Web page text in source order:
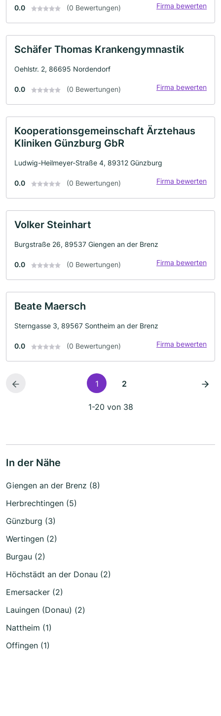
0.0 (0 Bewertungen) Firma bewerten
Schäfer Thomas Krankengymnastik
Oehlstr. 2, 86695 Nordendorf
0.0 (0 Bewertungen) Firma bewerten
Kooperationsgemeinschaft Ärztehaus
Kliniken Günzburg GbR
Ludwig-Heilmeyer-Straße 4, 89312 Günzburg
0.0 (0 Bewertungen) Firma bewerten
Volker Steinhart
Burgstraße 26, 89537 Giengen an der Brenz
0.0 (0 Bewertungen) Firma bewerten
Beate Maersch
Sterngasse 3, 89567 Sontheim an der Brenz
0.0 (0 Bewertungen) Firma bewerten
1 2
1-20 von 38
In der Nähe
Giengen an der Brenz (8)
Herbrechtingen (5)
Günzburg (3)
Wertingen (2)
Burgau (2)
Höchstädt an der Donau (2)
Emersacker (2)
Lauingen (Donau) (2)
Nattheim (1)
Offingen (1)